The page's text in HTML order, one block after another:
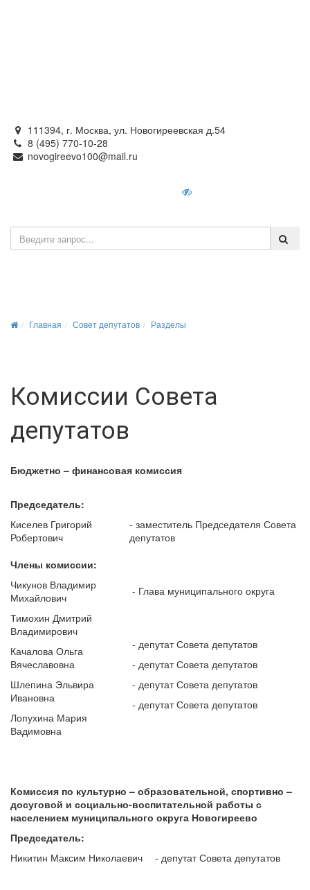
111394, г. Москва, ул. Новогиреевская д.54
8 (495) 770-10-28
novogireevo100@mail.ru
Главная Совет депутатов Разделы
Комиссии Совета
депутатов
Бюджетно – финансовая комиссия
Председатель:
Киселев Григорий
Робертович
- заместитель Председателя Совета
депутатов
Члены комиссии:
Чикунов Владимир
Михайлович
- Глава муниципального округа
Тимохин Дмитрий
Владимирович
Качалова Ольга
Вячеславовна
Шлепина Эльвира
Ивановна
Лопухина Мария
Вадимовна
- депутат Совета депутатов
- депутат Совета депутатов
- депутат Совета депутатов
- депутат Совета депутатов
Комиссия по культурно – образовательной, спортивно –
досуговой и социально-воспитательной работы с
населением муниципального округа Новогиреево
Председатель:
Никитин Максим Николаевич
- депутат Совета депутатов